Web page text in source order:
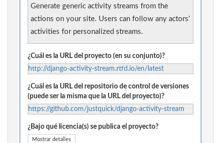
Generate generic activity streams from the
actions on your site. Users can follow any actors'
activities for personalized streams.
¿Cuál es la URL del proyecto (en su conjunto)?
http://django-activity-stream.rtfd.io/en/latest
¿Cuál es la URL del repositorio de control de versiones
(puede ser la misma que la URL del proyecto)?
https://github.com/justquick/django-activity-stream
¿Bajo qué licencia(s) se publica el proyecto?
Mostrar detalles